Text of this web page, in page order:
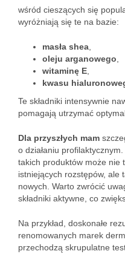
wśród cieszących się
wyróżniają się te na bazie:
masła shea
oleju arganowego
witaminę E
kwasu
Te składniki intensywnie
pomagają utrzymać
Dla przyszłych mam
o działaniu
takich produktów może nie
istniejących rozstępów, ale
nowych. Warto zwrócić
składniki aktywne, co
Na przykład, doskonałe
renomowanych marek
przechodzą skrupulatne